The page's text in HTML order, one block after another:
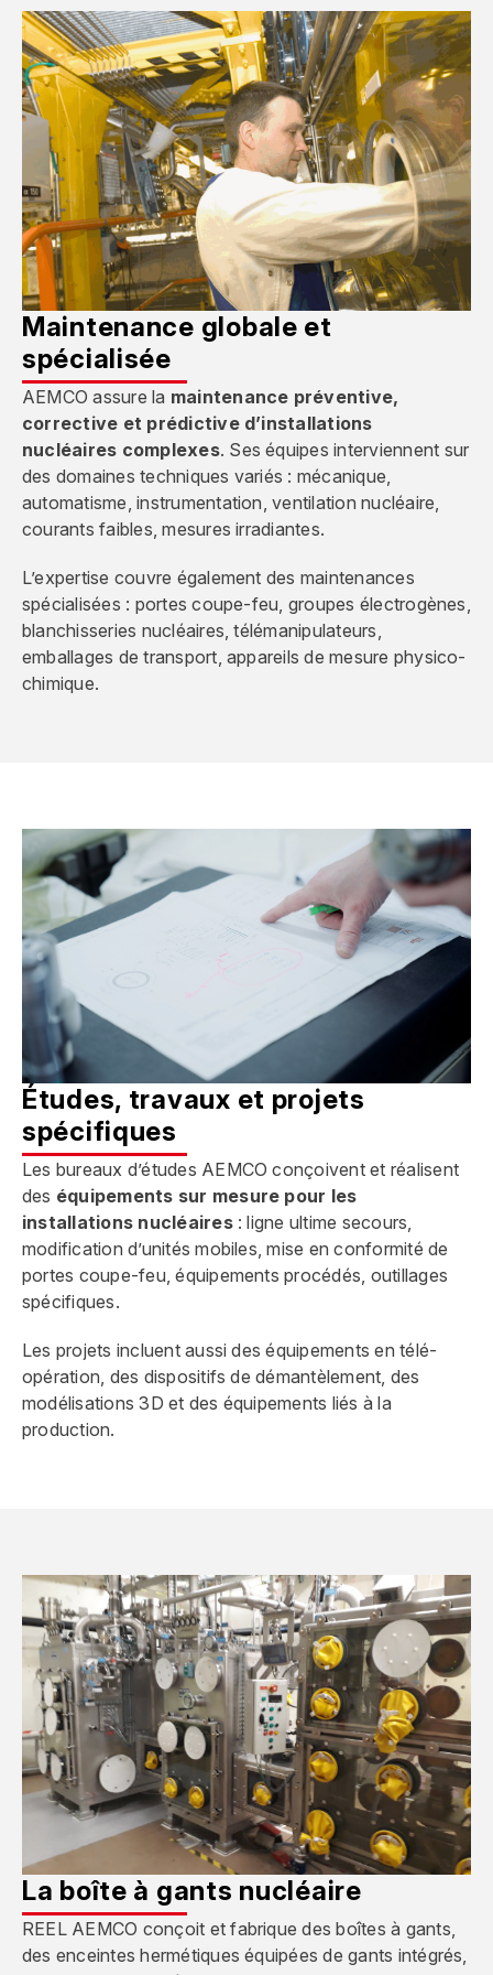
Maintenance globale et
spécialisée
AEMCO assure la maintenance préventive,
corrective et prédictive d’installations
nucléaires complexes. Ses équipes interviennent sur
des domaines techniques variés : mécanique,
automatisme, instrumentation, ventilation nucléaire,
courants faibles, mesures irradiantes.
L’expertise couvre également des maintenances
spécialisées : portes coupe-feu, groupes électrogènes,
blanchisseries nucléaires, télémanipulateurs,
emballages de transport, appareils de mesure physico-
chimique.
Études, travaux et projets
spécifiques
Les bureaux d’études AEMCO conçoivent et réalisent
des équipements sur mesure pour les
installations nucléaires: ligne ultime secours,
modification d’unités mobiles, mise en conformité de
portes coupe-feu, équipements procédés, outillages
spécifiques.
Les projets incluent aussi des équipements en télé-
opération, des dispositifs de démantèlement, des
modélisations 3D et des équipements liés à la
production.
La boîte à gants nucléaire
REEL AEMCO conçoit et fabrique des boîtes à gants,
des enceintes hermétiques équipées de gants intégrés,